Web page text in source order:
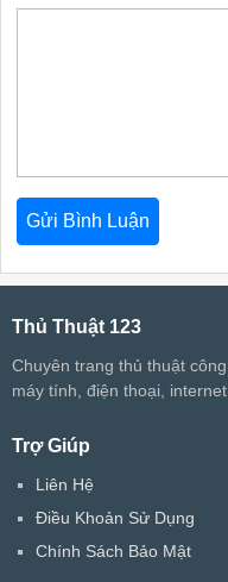
Thủ Thuật 123
Chuyên trang thủ thuật
máy tính, điện thoại,
Trợ Giúp
Liên Hệ
Điều Khoản Sử Dụng
Chính Sách Bảo Mật